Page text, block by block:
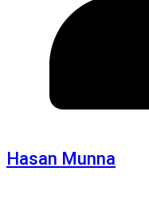
Hasan Munna